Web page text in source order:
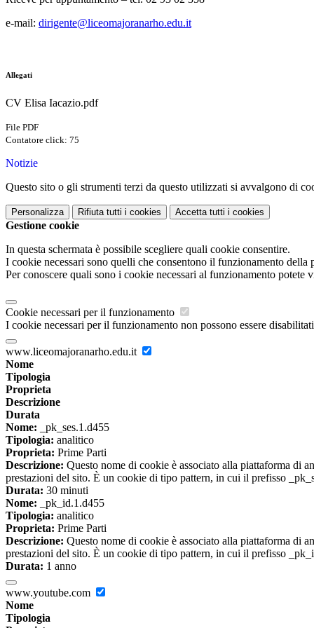
e-mail: dirigente@liceomajoranarho.edu.it
Allegati
CV Elisa Iacazio.pdf
File PDF
Contatore click: 75
Notizie
Questo sito o gli strumenti terzi da questo utilizzati si avvalgono di
Personalizza Rifiuta tutti i cookies Accetta tutti i cookies
Gestione cookie
In questa schermata è possibile scegliere quali cookie consentire.
I cookie necessari sono quelli che consentono il funzionamento
Per conoscere quali sono i cookie necessari al funzionamento potete
Cookie necessari per il funzionamento
I cookie necessari per il funzionamento non possono essere
www.liceomajoranarho.edu.it
Nome
Tipologia
Proprieta
Descrizione
Durata
Nome: _pk_ses.1.d455
Tipologia: analitico
Proprieta: Prime Parti
Descrizione: Questo nome di cookie è associato alla piattaforma di
prestazioni del sito. È un cookie di tipo pattern, in cui il prefisso
Durata: 30 minuti
Nome: _pk_id.1.d455
Tipologia: analitico
Proprieta: Prime Parti
Descrizione: Questo nome di cookie è associato alla piattaforma di
prestazioni del sito. È un cookie di tipo pattern, in cui il prefisso
Durata: 1 anno
www.youtube.com
Nome
Tipologia